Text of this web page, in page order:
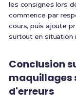
les consignes lors
commence par
cours, puis ajoute
surtout en situation
Conclusion
maquillages
d'erreurs